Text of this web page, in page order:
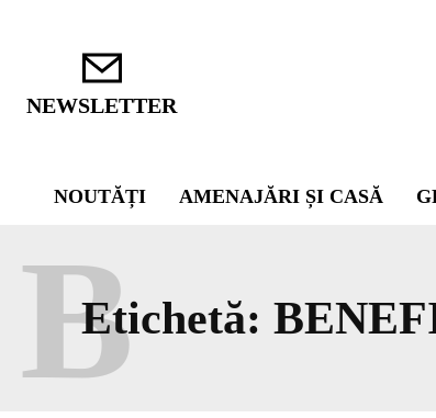
NEWSLETTER
NOUTĂȚI AMENAJĂRI ȘI CASĂ
Etichetă:
B